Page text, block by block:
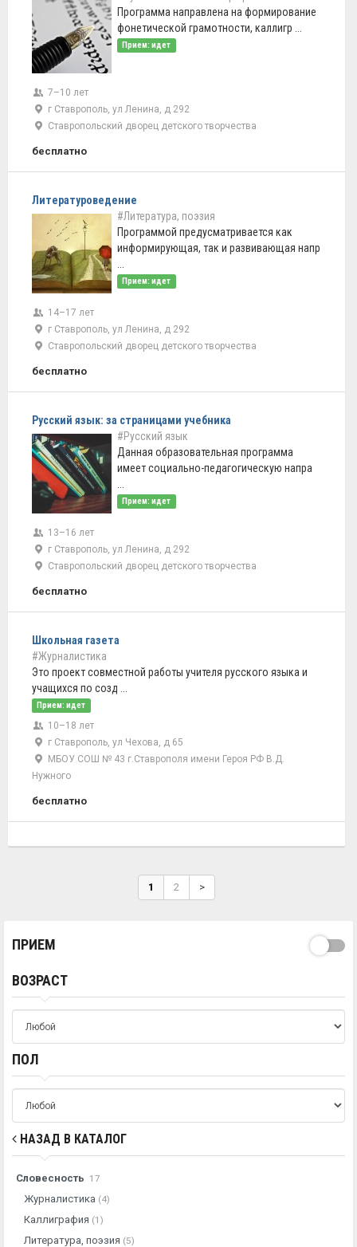
Программа направлена на формирование
фонетической грамотности, каллигр ...
Прием: идет
7–10 лет
г Ставрополь, ул Ленина, д 292
Ставропольский дворец детского творчества
бесплатно
Литературоведение
#Литература, поэзия
Программой предусматривается как
информирующая, так и развивающая напр
Прием: идет
14–17 лет
г Ставрополь, ул Ленина, д 292
Ставропольский дворец детского творчества
бесплатно
Русский язык: за страницами учебника
#Русский язык
Данная образовательная программа
имеет социально-педагогическую напра
Прием: идет
13–16 лет
г Ставрополь, ул Ленина, д 292
Ставропольский дворец детского творчества
бесплатно
Школьная газета
#Журналистика
Это проект совместной работы учителя русского языка и
учащихся по созд ...
Прием: идет
10–18 лет
г Ставрополь, ул Чехова, д 65
МБОУ СОШ № 43 г.Ставрополя имени Героя РФ В.Д.
Нужного
бесплатно
1 2 >
ПРИЕМ
ВОЗРАСТ
ПОЛ
НАЗАД В КАТАЛОГ
Словесность 17
Журналистика (4)
Каллиграфия (1)
Литература, поэзия (5)